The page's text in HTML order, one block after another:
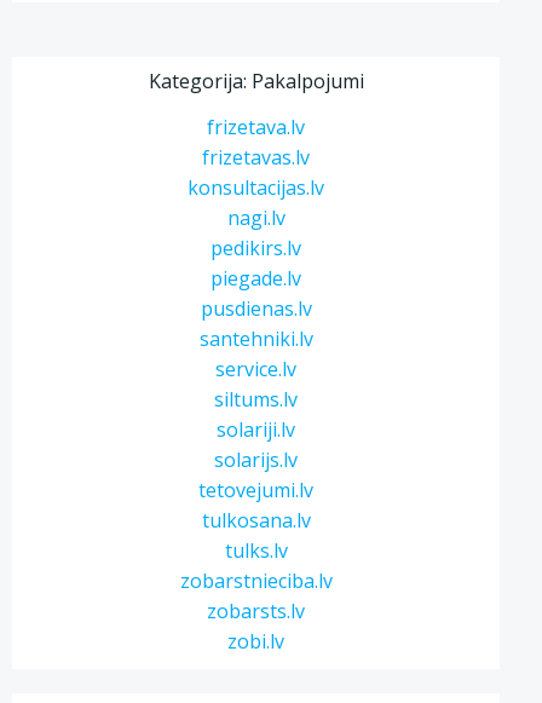
Kategorija: Pakalpojumi
frizetava.lv
frizetavas.lv
konsultacijas.lv
nagi.lv
pedikirs.lv
piegade.lv
pusdienas.lv
santehniki.lv
service.lv
siltums.lv
solariji.lv
solarijs.lv
tetovejumi.lv
tulkosana.lv
tulks.lv
zobarstnieciba.lv
zobarsts.lv
zobi.lv